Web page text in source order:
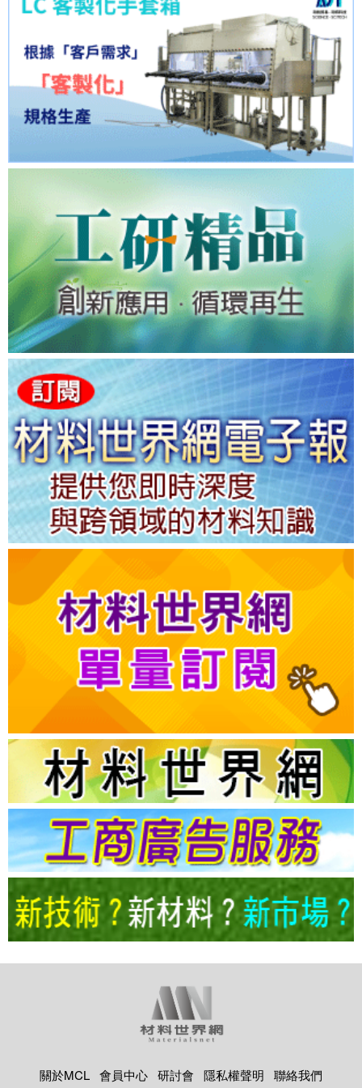
關於MCL 會員中心 研討會 隱私權聲明 聯絡我們